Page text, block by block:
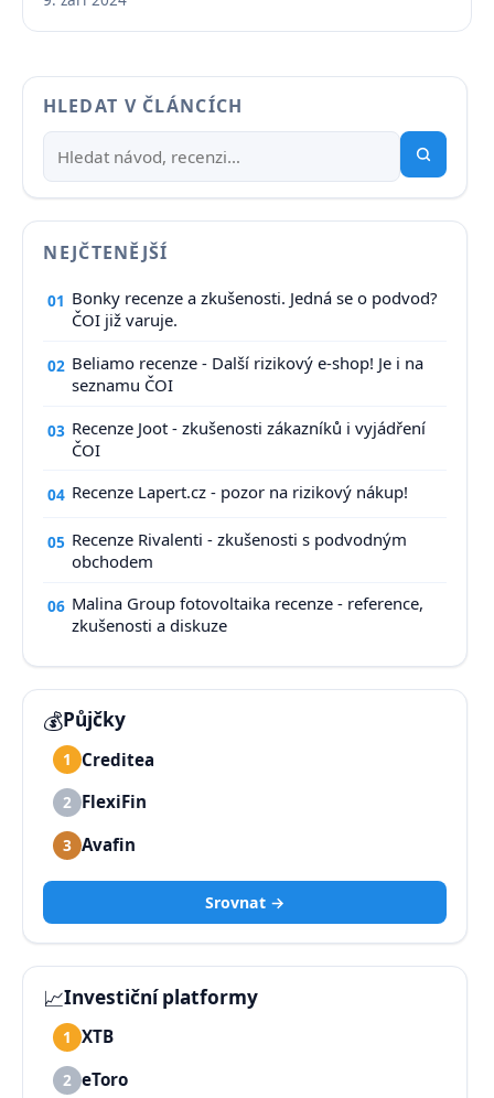
HLEDAT V ČLÁNCÍCH
NEJČTENĚJŠÍ
01 Bonky recenze a zkušenosti. Jedná se o podvod?
ČOI již varuje.
02 Beliamo recenze - Další rizikový e-shop! Je i na
seznamu ČOI
03 Recenze Joot - zkušenosti zákazníků i vyjádření
ČOI
04 Recenze Lapert.cz - pozor na rizikový nákup!
05 Recenze Rivalenti - zkušenosti s podvodným
obchodem
06 Malina Group fotovoltaika recenze - reference,
zkušenosti a diskuze
💰Půjčky
1 Creditea
2 FlexiFin
3 Avafin
Srovnat →
📈Investiční platformy
1 XTB
2 eToro